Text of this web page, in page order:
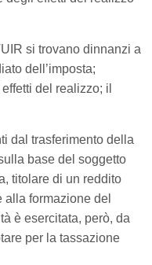
si trovano dinnanzi a
dell’imposta;
del realizzo; il
dal trasferimento della
base del soggetto
titolare di un reddito
alla formazione del
è esercitata, però, da
per la tassazione